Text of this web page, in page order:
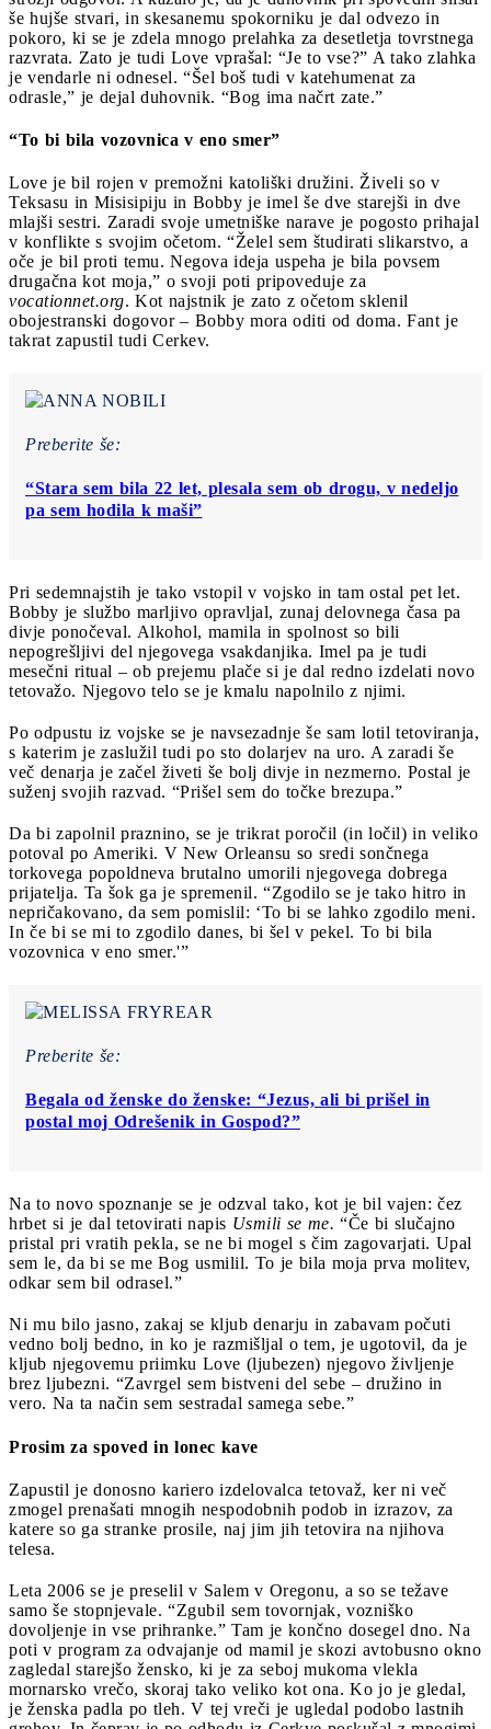
še hujše stvari, in skesanemu spokorniku je dal odvezo in
pokoro, ki se je zdela mnogo prelahka za desetletja tovrstnega
razvrata. Zato je tudi Love vprašal: “Je to vse?” A tako zlahka
je vendarle ni odnesel. “Šel boš tudi v katehumenat za
odrasle,” je dejal duhovnik. “Bog ima načrt zate.”
“To bi bila vozovnica v eno smer”
Love je bil rojen v premožni katoliški družini. Živeli so v
Teksasu in Misisipiju in Bobby je imel še dve starejši in dve
mlajši sestri. Zaradi svoje umetniške narave je pogosto prihajal
v konflikte s svojim očetom. “Želel sem študirati slikarstvo, a
oče je bil proti temu. Negova ideja uspeha je bila povsem
drugačna kot moja,” o svoji poti pripoveduje za
vocationnet.org. Kot najstnik je zato z očetom sklenil
obojestranski dogovor – Bobby mora oditi od doma. Fant je
takrat zapustil tudi Cerkev.
Preberite še:
“Stara sem bila 22 let, plesala sem ob drogu, v nedeljo
pa sem hodila k maši”
Pri sedemnajstih je tako vstopil v vojsko in tam ostal pet let.
Bobby je službo marljivo opravljal, zunaj delovnega časa pa
divje ponočeval. Alkohol, mamila in spolnost so bili
nepogrešljivi del njegovega vsakdanjika. Imel pa je tudi
mesečni ritual – ob prejemu plače si je dal redno izdelati novo
tetovažo. Njegovo telo se je kmalu napolnilo z njimi.
Po odpustu iz vojske se je navsezadnje še sam lotil tetoviranja,
s katerim je zaslužil tudi po sto dolarjev na uro. A zaradi še
več denarja je začel živeti še bolj divje in nezmerno. Postal je
suženj svojih razvad. “Prišel sem do točke brezupa.”
Da bi zapolnil praznino, se je trikrat poročil (in ločil) in veliko
potoval po Ameriki. V New Orleansu so sredi sončnega
torkovega popoldneva brutalno umorili njegovega dobrega
prijatelja. Ta šok ga je spremenil. “Zgodilo se je tako hitro in
nepričakovano, da sem pomislil: ‘To bi se lahko zgodilo meni.
In če bi se mi to zgodilo danes, bi šel v pekel. To bi bila
vozovnica v eno smer.'”
Preberite še:
Begala od ženske do ženske: “Jezus, ali bi prišel in
postal moj Odrešenik in Gospod?”
Na to novo spoznanje se je odzval tako, kot je bil vajen: čez
hrbet si je dal tetovirati napis Usmili se me. “Če bi slučajno
pristal pri vratih pekla, se ne bi mogel s čim zagovarjati. Upal
sem le, da bi se me Bog usmilil. To je bila moja prva molitev,
odkar sem bil odrasel.”
Ni mu bilo jasno, zakaj se kljub denarju in zabavam počuti
vedno bolj bedno, in ko je razmišljal o tem, je ugotovil, da je
kljub njegovemu priimku Love (ljubezen) njegovo življenje
brez ljubezni. “Zavrgel sem bistveni del sebe – družino in
vero. Na ta način sem sestradal samega sebe.”
Prosim za spoved in lonec kave
Zapustil je donosno kariero izdelovalca tetovaž, ker ni več
zmogel prenašati mnogih nespodobnih podob in izrazov, za
katere so ga stranke prosile, naj jim jih tetovira na njihova
telesa.
Leta 2006 se je preselil v Salem v Oregonu, a so se težave
samo še stopnjevale. “Zgubil sem tovornjak, vozniško
dovoljenje in vse prihranke.” Tam je končno dosegel dno. Na
poti v program za odvajanje od mamil je skozi avtobusno okno
zagledal starejšo žensko, ki je za seboj mukoma vlekla
mornarsko vrečo, skoraj tako veliko kot ona. Ko jo je gledal,
je ženska padla po tleh. V tej vreči je ugledal podobo lastnih